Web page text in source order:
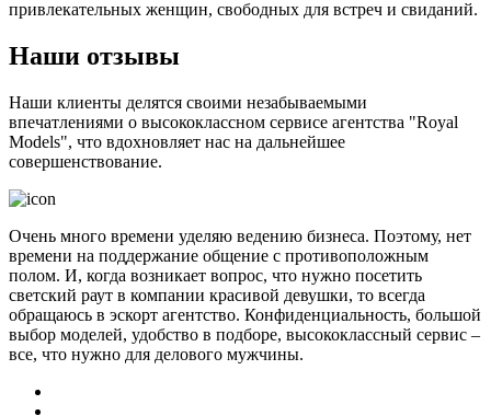
привлекательных женщин, свободных для встреч и свиданий.
Наши отзывы
Наши клиенты делятся своими незабываемыми
впечатлениями о высококлассном сервисе агентства "Royal
Models", что вдохновляет нас на дальнейшее
совершенствование.
Очень много времени уделяю ведению бизнеса. Поэтому, нет
времени на поддержание общение с противоположным
полом. И, когда возникает вопрос, что нужно посетить
светский раут в компании красивой девушки, то всегда
обращаюсь в эскорт агентство. Конфиденциальность, большой
выбор моделей, удобство в подборе, высококлассный сервис –
все, что нужно для делового мужчины.